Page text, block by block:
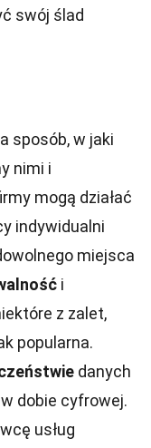
swój ślad
sposób, w jaki
nimi i
mogą działać
indywidualni
miejsca
i
z zalet,
popularna.
danych
dobie cyfrowej.
usług